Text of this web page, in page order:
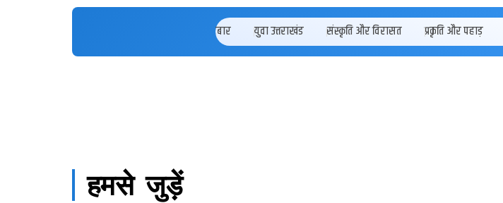
रैबार युवा उत्तराखंड संस्कृति और विरासत प्रकृति और पहाड़
हमसे जुड़ें